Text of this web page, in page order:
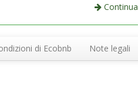
Continua
di Ecobnb Note legali